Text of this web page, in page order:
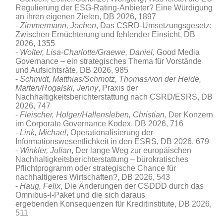
Regulierung der ESG-Rating-Anbieter? Eine Würdigung
an ihren eigenen Zielen, DB 2026, 1897
Zimmermann, Jochen, Das CSRD-Umsetzungsgesetz:
Zwischen Ernüchterung und fehlender Einsicht, DB
2026, 1355
Wolter, Lisa-Charlotte/Graewe, Daniel, Good Media
Governance – ein strategisches Thema für Vorstände
und Aufsichtsräte, DB 2026, 985
Schmidt, Matthias/Schmotz, Thomas/von der Heide,
Marten/Rogalski, Jenny, Praxis der
Nachhaltigkeitsberichterstattung nach CSRD/ESRS, DB
2026, 747
Fleischer, Holger/Hallensleben, Christian, Der Konzern
im Corporate Governance Kodex, DB 2026, 716
Link, Michael, Operationalisierung der
Informationswesentlichkeit in den ESRS, DB 2026, 679
Winkler, Julian, Der lange Weg zur europäischen
Nachhaltigkeitsberichterstattung – bürokratisches
Pflichtprogramm oder strategische Chance für
nachhaltigeres Wirtschaften?, DB 2026, 543
Haug, Felix, Die Änderungen der CSDDD durch das
Omnibus-I-Paket und die sich daraus
ergebenden Konsequenzen für Kreditinstitute, DB 2026,
511